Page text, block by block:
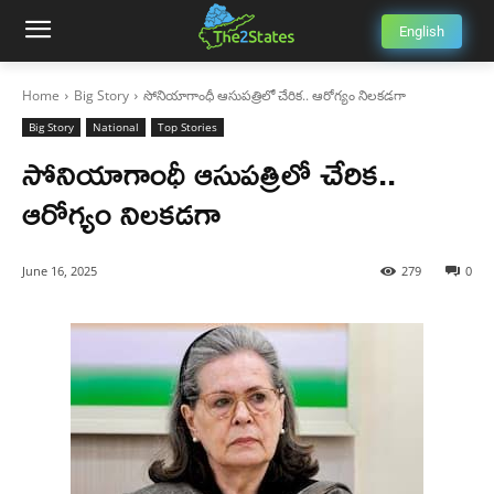
English
Home Big Story సోనియాగాంధీ ఆసుపత్రిలో చేరిక.. ఆరోగ్యం నిలకడగా
Big Story National Top Stories
సోనియాగాంధీ ఆసుపత్రిలో చేరిక..
ఆరోగ్యం నిలకడగా
June 16, 2025 0
279